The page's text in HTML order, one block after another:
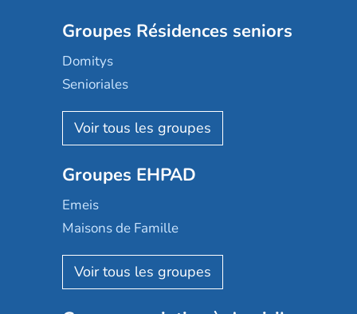
Groupes Résidences seniors
Domitys
Senioriales
Nohée
Les Résidentiels
Mobicap
Domusvi
Happy Senior
Aquarelia
Nexity edenea
Groupes EHPAD
Emeis
Maisons de Famille
Korian
Emera